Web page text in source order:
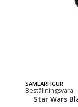
SAMLARFIGUR
Beställningsvara
Star Wars